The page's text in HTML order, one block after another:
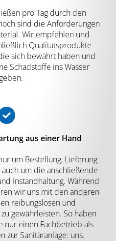
pro Tag durch den
sind die Anforderungen
Wir empfehlen und
Qualitätsprodukte
sich bewährt haben und
Schadstoffe ins Wasser
aus einer Hand
um Bestellung, Lieferung
um die anschließende
Instandhaltung. Während
wir uns mit den anderen
reibungslosen und
gewährleisten. So haben
nur einen Fachbetrieb als
zur Sanitäranlage: uns.